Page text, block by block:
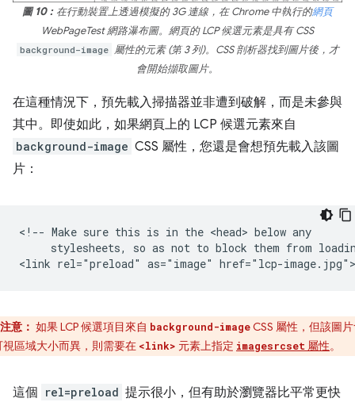
圖 10： 在行動裝置上透過模擬的 3G 連線，在 Chrome 中執行的網頁
WebPageTest 網路瀑布圖。網頁的 LCP 候選元素是具有 CSS
background-image 屬性的元素 (第 3 列)。CSS 剖析器找到圖片後，才
會開始擷取圖片。
在這種情況下，預先載入掃描器並非遭到破解，而是未參與
其中。即使如此，如果網頁上的 LCP 候選元素來自
background-image CSS 屬性，您還是會想預先載入該圖
片：
<!-- Make sure this is in the <head> below any
stylesheets, so as not to block them from
注意： 如果 LCP 候選項目來自 background-imageCSS 屬性，但該圖
視區域大小而異，則需要在 <link> 元素上指定 imagesrcset 屬性。
這個 rel=preload 提示很小，但有助於瀏覽器比平常更快